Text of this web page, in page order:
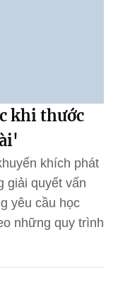
khi thước
khích phát
giải quyết vấn
yêu cầu học
những quy trình